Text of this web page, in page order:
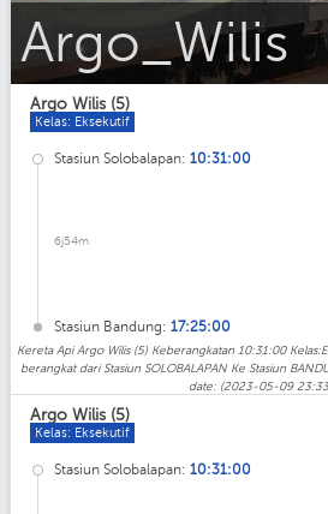
Argo Wilis (5)
Kelas: Eksekutif
Stasiun Solobalapan: 10:31:00
6j54m
Stasiun Bandung: 17:25:00
Kereta Api Argo Wilis (5) Keberangkatan 10:31:00
berangkat dari Stasiun SOLOBALAPAN Ke Stasiun
date: (2023-05-09
Argo Wilis (5)
Kelas: Eksekutif
Stasiun Solobalapan: 10:31:00